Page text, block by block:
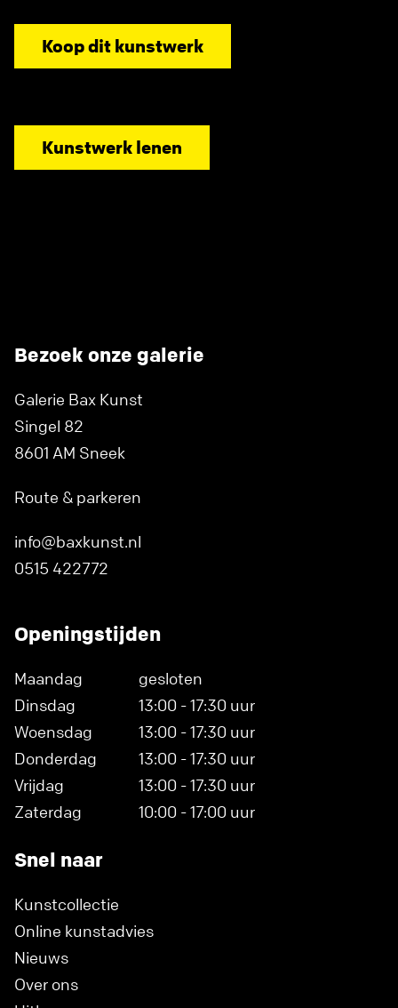
Koop dit kunstwerk
Kunstwerk lenen
Bezoek onze galerie
Galerie Bax Kunst
Singel 82
8601 AM Sneek
Route & parkeren
info@baxkunst.nl
0515 422772
Openingstijden
Maandag
gesloten
Dinsdag
13:00 - 17:30 uur
Woensdag
13:00 - 17:30 uur
Donderdag
13:00 - 17:30 uur
Vrijdag
13:00 - 17:30 uur
Zaterdag
10:00 - 17:00 uur
Snel naar
Kunstcollectie
Online kunstadvies
Nieuws
Over ons